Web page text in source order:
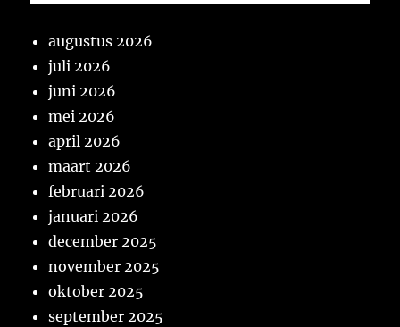
augustus 2026
juli 2026
juni 2026
mei 2026
april 2026
maart 2026
februari 2026
januari 2026
december 2025
november 2025
oktober 2025
september 2025